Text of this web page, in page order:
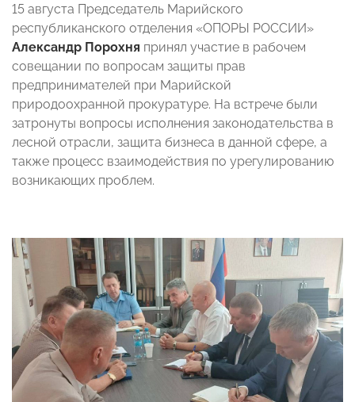
15 августа Председатель Марийского
республиканского отделения «ОПОРЫ РОССИИ»
Александр Порохня принял участие в рабочем
совещании по вопросам защиты прав
предпринимателей при Марийской
природоохранной прокуратуре. На встрече были
затронуты вопросы исполнения законодательства в
лесной отрасли, защита бизнеса в данной сфере, а
также процесс взаимодействия по урегулированию
возникающих проблем.